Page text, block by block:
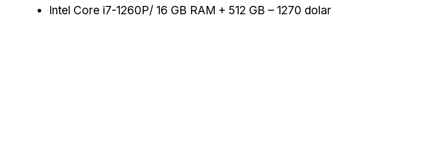
Intel Core i7-1260P/ 16 GB RAM + 512 GB – 1270 dolar